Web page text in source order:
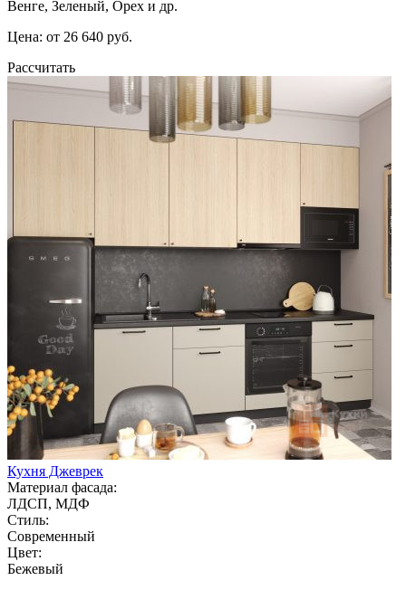
Венге, Зеленый, Орех и др.
Цена: от 26 640 руб.
Рассчитать
Кухня Джеврек
Материал фасада:
ЛДСП, МДФ
Стиль:
Современный
Цвет:
Бежевый